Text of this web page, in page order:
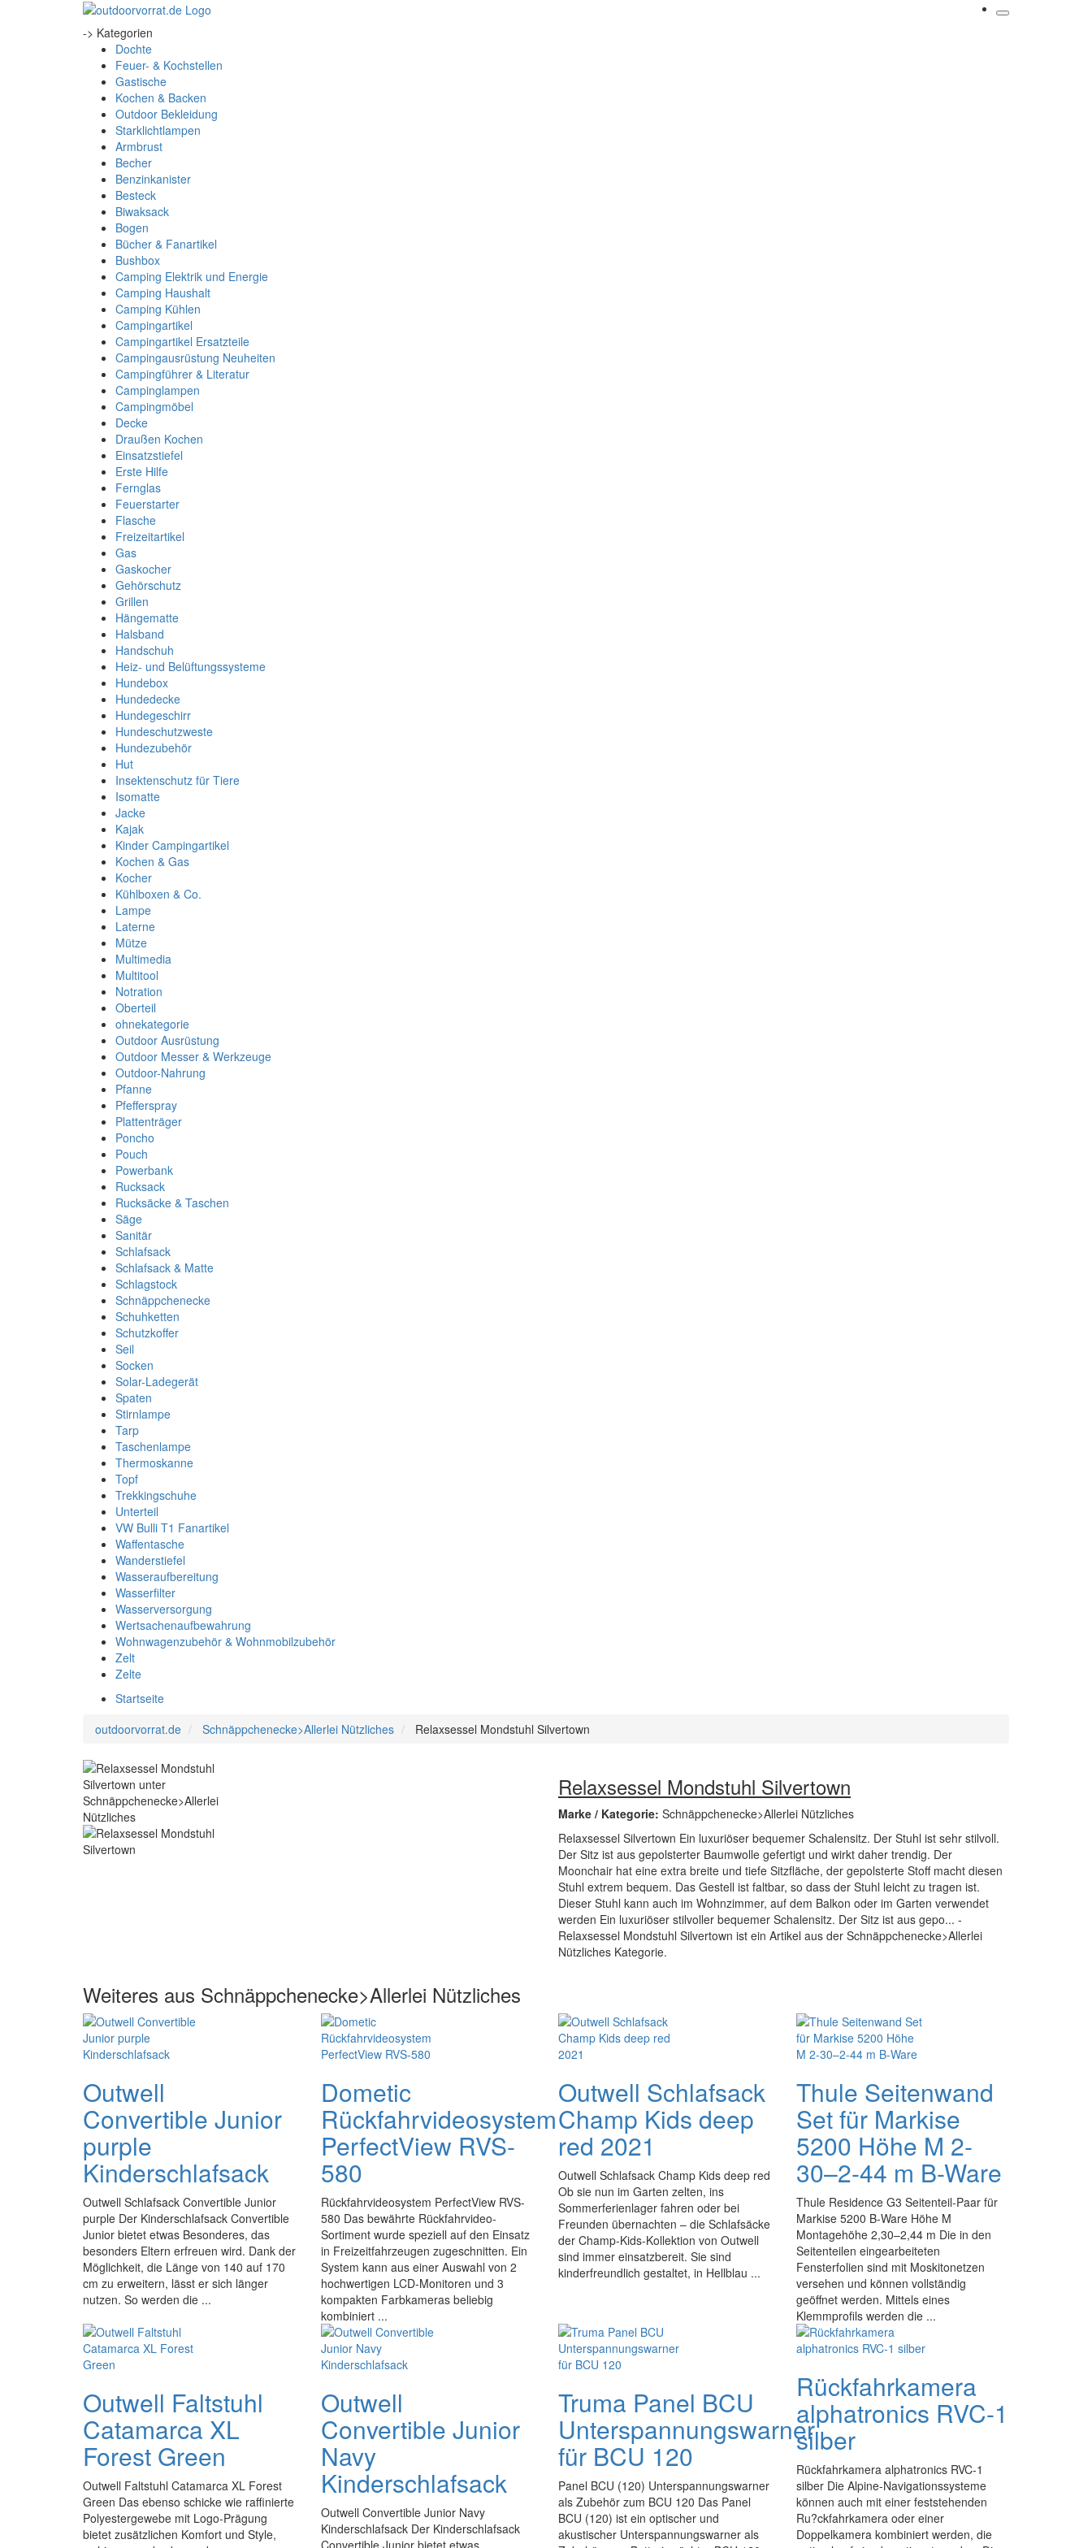
-> Kategorien
Dochte
Feuer- & Kochstellen
Gastische
Kochen & Backen
Outdoor Bekleidung
Starklichtlampen
Armbrust
Becher
Benzinkanister
Besteck
Biwaksack
Bogen
Bücher & Fanartikel
Bushbox
Camping Elektrik und Energie
Camping Haushalt
Camping Kühlen
Campingartikel
Campingartikel Ersatzteile
Campingausrüstung Neuheiten
Campingführer & Literatur
Campinglampen
Campingmöbel
Decke
Draußen Kochen
Einsatzstiefel
Erste Hilfe
Fernglas
Feuerstarter
Flasche
Freizeitartikel
Gas
Gaskocher
Gehörschutz
Grillen
Hängematte
Halsband
Handschuh
Heiz- und Belüftungssysteme
Hundebox
Hundedecke
Hundegeschirr
Hundeschutzweste
Hundezubehör
Hut
Insektenschutz für Tiere
Isomatte
Jacke
Kajak
Kinder Campingartikel
Kochen & Gas
Kocher
Kühlboxen & Co.
Lampe
Laterne
Mütze
Multimedia
Multitool
Notration
Oberteil
ohnekategorie
Outdoor Ausrüstung
Outdoor Messer & Werkzeuge
Outdoor-Nahrung
Pfanne
Pfefferspray
Plattenträger
Poncho
Pouch
Powerbank
Rucksack
Rucksäcke & Taschen
Säge
Sanitär
Schlafsack
Schlafsack & Matte
Schlagstock
Schnäppchenecke
Schuhketten
Schutzkoffer
Seil
Socken
Solar-Ladegerät
Spaten
Stirnlampe
Tarp
Taschenlampe
Thermoskanne
Topf
Trekkingschuhe
Unterteil
VW Bulli T1 Fanartikel
Waffentasche
Wanderstiefel
Wasseraufbereitung
Wasserfilter
Wasserversorgung
Wertsachenaufbewahrung
Wohnwagenzubehör & Wohnmobilzubehör
Zelt
Zelte
Startseite
outdoorvorrat.de
Schnäppchenecke>Allerlei Nützliches Relaxsessel Mondstuhl Silvertown
Relaxsessel Mondstuhl Silvertown
Marke / Kategorie: Schnäppchenecke>Allerlei Nützliches
Relaxsessel Silvertown Ein luxuriöser bequemer Schalensitz. Der Stuhl ist sehr stilvoll.
Der Sitz ist aus gepolsterter Baumwolle gefertigt und wirkt daher trendig. Der
Moonchair hat eine extra breite und tiefe Sitzfläche, der gepolsterte Stoff macht diesen
Stuhl extrem bequem. Das Gestell ist faltbar, so dass der Stuhl leicht zu tragen ist.
Dieser Stuhl kann auch im Wohnzimmer, auf dem Balkon oder im Garten verwendet
werden Ein luxuriöser stilvoller bequemer Schalensitz. Der Sitz ist aus gepo... -
Relaxsessel Mondstuhl Silvertown ist ein Artikel aus der Schnäppchenecke>Allerlei
Nützliches Kategorie.
Weiteres aus Schnäppchenecke>Allerlei Nützliches
Outwell
Convertible Junior
purple
Kinderschlafsack
Outwell Schlafsack Convertible Junior
purple Der Kinderschlafsack Convertible
Junior bietet etwas Besonderes, das
besonders Eltern erfreuen wird. Dank der
Möglichkeit, die Länge von 140 auf 170
cm zu erweitern, lässt er sich länger
nutzen. So werden die ...
Dometic
Rückfahrvideosystem
PerfectView RVS-
580
Rückfahrvideosystem PerfectView RVS-
580 Das bewährte Rückfahrvideo-
Sortiment wurde speziell auf den Einsatz
in Freizeitfahrzeugen zugeschnitten. Ein
System kann aus einer Auswahl von 2
hochwertigen LCD-Monitoren und 3
kompakten Farbkameras beliebig
kombiniert ...
Outwell Schlafsack
Champ Kids deep
red 2021
Outwell Schlafsack Champ Kids deep red
Ob sie nun im Garten zelten, ins
Sommerferienlager fahren oder bei
Freunden übernachten – die Schlafsäcke
der Champ-Kids-Kollektion von Outwell
sind immer einsatzbereit. Sie sind
kinderfreundlich gestaltet, in Hellblau ...
Thule Seitenwand
Set für Markise
5200 Höhe M 2-
30–2-44 m B-Ware
Thule Residence G3 Seitenteil-Paar für
Markise 5200 B-Ware Höhe M
Montagehöhe 2,30–2,44 m Die in den
Seitenteilen eingearbeiteten
Fensterfolien sind mit Moskitonetzen
versehen und können vollständig
geöffnet werden. Mittels eines
Klemmprofils werden die ...
Outwell Faltstuhl
Catamarca XL
Forest Green
Outwell Faltstuhl Catamarca XL Forest
Green Das ebenso schicke wie raffinierte
Polyestergewebe mit Logo-Prägung
bietet zusätzlichen Komfort und Style,
Outwell
Convertible Junior
Navy
Kinderschlafsack
Outwell Convertible Junior Navy
Kinderschlafsack Der Kinderschlafsack
Convertible Junior bietet etwas
Truma Panel BCU
Unterspannungswarner
für BCU 120
Panel BCU (120) Unterspannungswarner
als Zubehör zum BCU 120 Das Panel
BCU (120) ist ein optischer und
akustischer Unterspannungswarner als
Rückfahrkamera
alphatronics RVC-1
silber
Rückfahrkamera alphatronics RVC-1
silber Die Alpine-Navigationssysteme
können auch mit einer feststehenden
Ru?ckfahrkamera oder einer
Doppelkamera kombiniert werden, die